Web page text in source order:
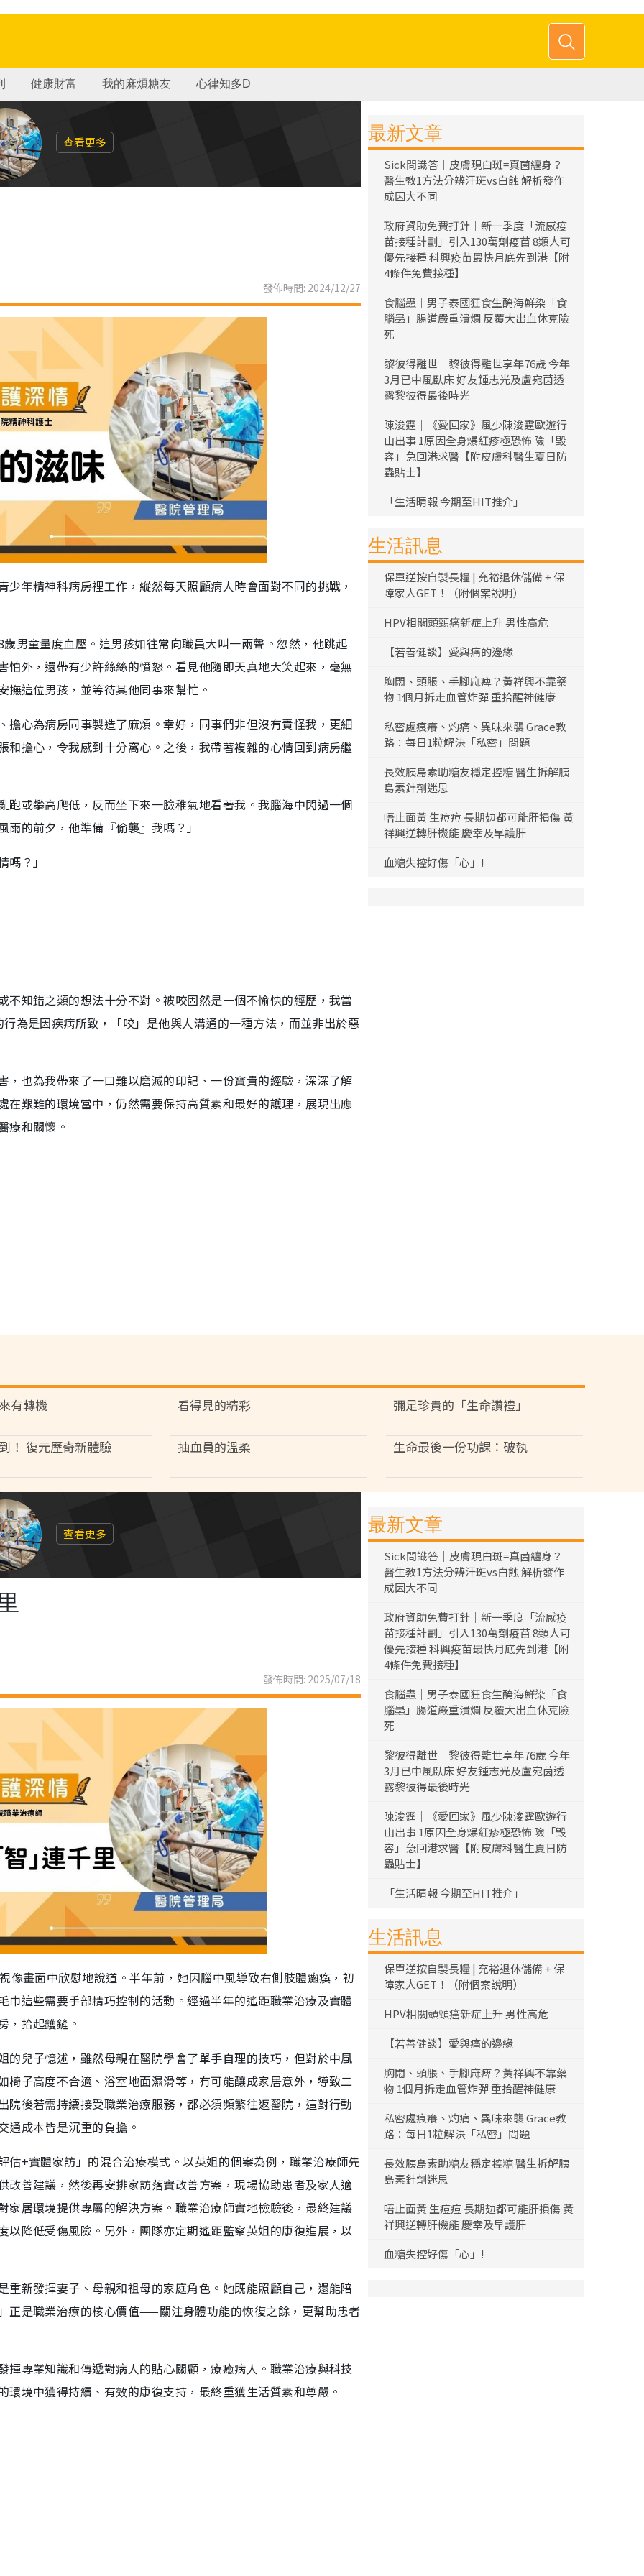
健康財富 我的麻煩糖友 心律知多D
查看更多
發佈時間: 2024/12/27
年精神科病房裡工作，縱然每天照顧病人時會面對不同的挑戰，
男童量度血壓。這男孩如往常向職員大叫一兩聲。忽然，他跳起
外，還帶有少許絲絲的憤怒。看見他隨即天真地大笑起來，毫無
這位男孩，並等待其他同事來幫忙。
心為病房同事製造了麻煩。幸好，同事們非但沒有責怪我，更細
擔心，令我感到十分窩心。之後，我帶著複雜的心情回到病房繼
或攀高爬低，反而坐下來一臉稚氣地看著我。我腦海中閃過一個
的前夕，他準備『偷襲』我嗎？」
？」
知錯之類的想法十分不對。被咬固然是一個不愉快的經歷，我當
為是因疾病所致，「咬」是他與人溝通的一種方法，而並非出於惡
也為我帶來了一口難以磨滅的印記、一份寶貴的經驗，深深了解
艱難的環境當中，仍然需要保持高質素和最好的護理，展現出應
療和關懷。
最新文章
Sick問識答｜皮膚現白斑=真菌纏身？
醫生教1方法分辨汗斑vs白蝕 解析發作
成因大不同
政府資助免費打針｜新一季度「流感疫
苗接種計劃」引入130萬劑疫苗 8類人可
優先接種 科興疫苗最快月底先到港【附
4條件免費接種】
食腦蟲｜男子泰國狂食生醃海鮮染「食
腦蟲」腸道嚴重潰爛 反覆大出血休克險
死
黎彼得離世｜黎彼得離世享年76歲 今年
3月已中風臥床 好友鍾志光及盧宛茵透
露黎彼得最後時光
陳浚霆｜《愛回家》風少陳浚霆歐遊行
山出事 1原因全身爆紅疹極恐怖 險「毀
容」急回港求醫【附皮膚科醫生夏日防
蟲貼士】
「生活晴報 今期至HIT推介」
生活訊息
保單逆按自製長糧 | 充裕退休儲備 + 保
障家人GET！（附個案說明）
HPV相關頭頸癌新症上升 男性高危
【若善健談】愛與痛的邊緣
胸悶、頭脹、手腳麻痺？黃祥興不靠藥
物 1個月拆走血管炸彈 重拾醒神健康
私密處痕癢、灼痛、異味來襲 Grace教
路：每日1粒解決「私密」問題
長效胰島素助糖友穩定控糖 醫生拆解胰
島素針劑迷思
唔止面黃 生痘痘 長期攰都可能肝損傷 黃
祥興逆轉肝機能 慶幸及早護肝
血糖失控好傷「心」!
有轉機 看得見的精彩 彌足珍貴的「生命讚禮」
！ 復元歷奇新體驗 抽血員的溫柔 生命最後一份功課：破執
查看更多
發佈時間: 2025/07/18
像畫面中欣慰地說道。半年前，她因腦中風導致右側肢體癱瘓，初
這些需要手部精巧控制的活動。經過半年的遙距職業治療及實體
，拾起鑊鏟。
兒子憶述，雖然母親在醫院學會了單手自理的技巧，但對於中風
子高度不合適、浴室地面濕滑等，有可能釀成家居意外，導致二
後若需持續接受職業治療服務，都必須頻繁往返醫院，這對行動
通成本皆是沉重的負擔。
+實體家訪」的混合治療模式。以英姐的個案為例，職業治療師先
善建議，然後再安排家訪落實改善方案，現場協助患者及家人適
居環境提供專屬的解決方案。職業治療師實地檢驗後，最終建議
降低受傷風險。另外，團隊亦定期遙距監察英姐的康復進展，以
新發揮妻子、母親和祖母的家庭角色。她既能照顧自己，還能陪
正是職業治療的核心價值——關注身體功能的恢復之餘，更幫助患者
專業知識和傳遞對病人的貼心關顧，療癒病人。職業治療與科技
境中獲得持續、有效的康復支持，最終重獲生活質素和尊嚴。
最新文章
Sick問識答｜皮膚現白斑=真菌纏身？
醫生教1方法分辨汗斑vs白蝕 解析發作
成因大不同
政府資助免費打針｜新一季度「流感疫
苗接種計劃」引入130萬劑疫苗 8類人可
優先接種 科興疫苗最快月底先到港【附
4條件免費接種】
食腦蟲｜男子泰國狂食生醃海鮮染「食
腦蟲」腸道嚴重潰爛 反覆大出血休克險
死
黎彼得離世｜黎彼得離世享年76歲 今年
3月已中風臥床 好友鍾志光及盧宛茵透
露黎彼得最後時光
陳浚霆｜《愛回家》風少陳浚霆歐遊行
山出事 1原因全身爆紅疹極恐怖 險「毀
容」急回港求醫【附皮膚科醫生夏日防
蟲貼士】
「生活晴報 今期至HIT推介」
生活訊息
保單逆按自製長糧 | 充裕退休儲備 + 保
障家人GET！（附個案說明）
HPV相關頭頸癌新症上升 男性高危
【若善健談】愛與痛的邊緣
胸悶、頭脹、手腳麻痺？黃祥興不靠藥
物 1個月拆走血管炸彈 重拾醒神健康
私密處痕癢、灼痛、異味來襲 Grace教
路：每日1粒解決「私密」問題
長效胰島素助糖友穩定控糖 醫生拆解胰
島素針劑迷思
唔止面黃 生痘痘 長期攰都可能肝損傷 黃
祥興逆轉肝機能 慶幸及早護肝
血糖失控好傷「心」!